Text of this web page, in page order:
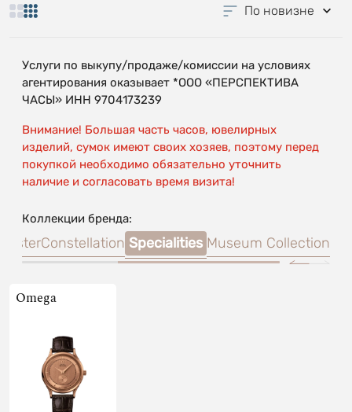
По новизне
Услуги по выкупу/продаже/комиссии на условиях
агентирования оказывает *ООО «ПЕРСПЕКТИВА
ЧАСЫ» ИНН 9704173239
Внимание! Большая часть часов, ювелирных
изделий, сумок имеют своих хозяев, поэтому перед
покупкой необходимо обязательно уточнить
наличие и согласовать время визита!
Коллекции бренда:
Constellation Specialities Museum Collection
Omega